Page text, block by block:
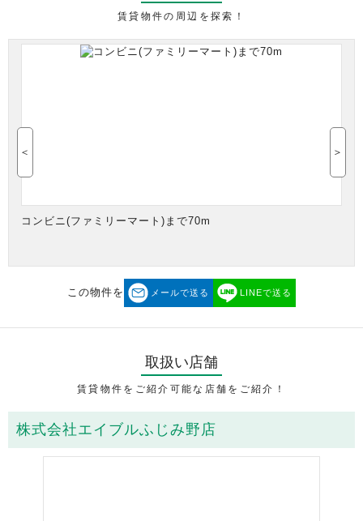
賃貸物件の周辺を探索！
コンビニ(ファミリーマート)まで70m
＜ ＞
この物件を メールで送る LINEで送る
取扱い店舗
賃貸物件をご紹介可能な店舗をご紹介！
株式会社エイブルふじみ野店